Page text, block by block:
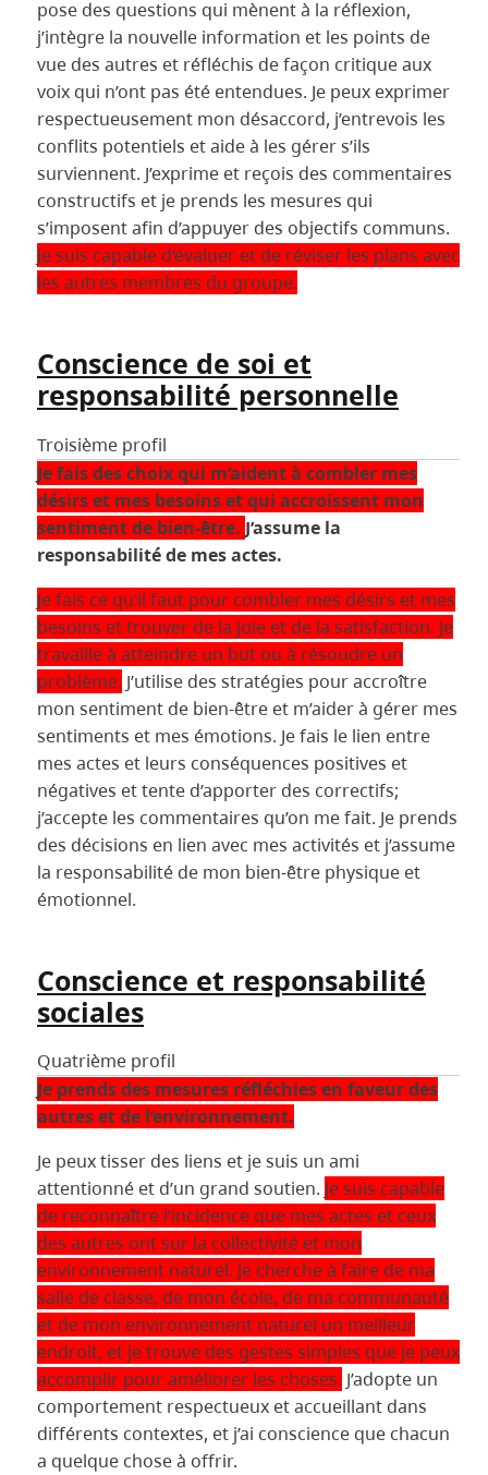
pose des questions qui mènent à la réflexion,
j’intègre la nouvelle information et les points de
vue des autres et réfléchis de façon critique aux
voix qui n’ont pas été entendues. Je peux exprimer
respectueusement mon désaccord, j’entrevois les
conflits potentiels et aide à les gérer s’ils
surviennent. J’exprime et reçois des commentaires
constructifs et je prends les mesures qui
s’imposent afin d’appuyer des objectifs communs.
Je suis capable d’évaluer et de réviser les plans avec
les autres membres du groupe.
Conscience de soi et
responsabilité personnelle
Troisième profil
Je fais des choix qui m’aident à combler mes
désirs et mes besoins et qui accroissent mon
sentiment de bien-être. J’assume la
responsabilité de mes actes.
Je fais ce qu’il faut pour combler mes désirs et mes
besoins et trouver de la joie et de la satisfaction. Je
travaille à atteindre un but ou à résoudre un
problème. J’utilise des stratégies pour accroître
mon sentiment de bien-être et m’aider à gérer mes
sentiments et mes émotions. Je fais le lien entre
mes actes et leurs conséquences positives et
négatives et tente d’apporter des correctifs;
j’accepte les commentaires qu’on me fait. Je prends
des décisions en lien avec mes activités et j’assume
la responsabilité de mon bien-être physique et
émotionnel.
Conscience et responsabilité
sociales
Quatrième profil
Je prends des mesures réfléchies en faveur des
autres et de l’environnement.
Je peux tisser des liens et je suis un ami
attentionné et d’un grand soutien. Je suis capable
de reconnaître l’incidence que mes actes et ceux
des autres ont sur la collectivité et mon
environnement naturel. Je cherche à faire de ma
salle de classe, de mon école, de ma communauté
et de mon environnement naturel un meilleur
endroit, et je trouve des gestes simples que je peux
accomplir pour améliorer les choses. J’adopte un
comportement respectueux et accueillant dans
différents contextes, et j’ai conscience que chacun
a quelque chose à offrir.